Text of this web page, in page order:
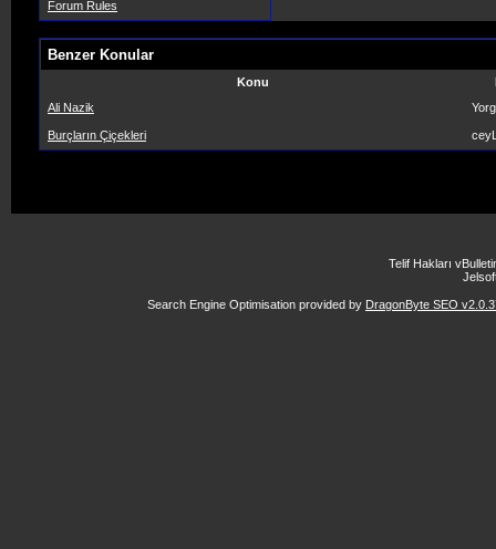
Forum Rules
Benzer Konular
Konu
Ali Nazik
Burçların Çiçekleri
Telif Hakları
Search Engine Optimisation provided by DragonByte SEO